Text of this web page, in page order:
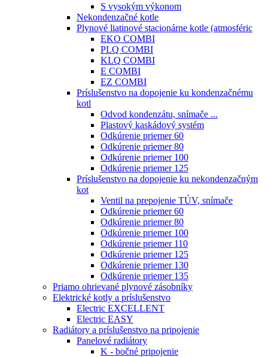
S vysokým výkonom
Nekondenzačné kotle
Plynové liatinové stacionárne kotle (atmosféric
EKO COMBI
PLQ COMBI
KLQ COMBI
E COMBI
EZ COMBI
Príslušenstvo na dopojenie ku kondenzačnému
kotl
Odvod kondenzátu, snímače ...
Plastový kaskádový systém
Odkúrenie priemer 60
Odkúrenie priemer 80
Odkúrenie priemer 100
Odkúrenie priemer 125
Príslušenstvo na dopojenie ku nekondenzačným
kot
Ventil na prepojenie TÚV, snímače
Odkúrenie priemer 60
Odkúrenie priemer 80
Odkúrenie priemer 100
Odkúrenie priemer 110
Odkúrenie priemer 125
Odkúrenie priemer 130
Odkúrenie priemer 135
Priamo ohrievané plynové zásobníky
Elektrické kotly a príslušenstvo
Electric EXCELLENT
Electric EASY
Radiátory a príslušenstvo na pripojenie
Panelové radiátory
K - bočné pripojenie